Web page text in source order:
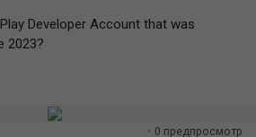
Developer Account that was
2023?
for ₦300,000 to ₦1.5
· 0 предпросмотр